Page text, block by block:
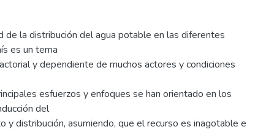
de la distribución del agua potable en las diferentes
es un tema
y dependiente de muchos actores y condiciones
esfuerzos y enfoques se han orientado en los
del
y distribución, asumiendo, que el recurso es inagotable e